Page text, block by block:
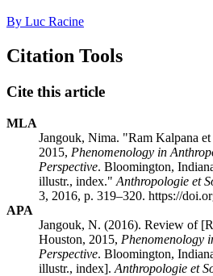
By Luc Racine
Citation Tools
Cite this article
MLA
Jangouk, Nima. "Ram Kalpana
2015, Phenomenology in
Perspective. Bloomington,
illustr., index." Anthropologie et
3, 2016, p. 319–320. https://
APA
Jangouk, N. (2016). Review of [R
Houston, 2015, Phenomenology
Perspective. Bloomington,
illustr., index]. Anthropologie et